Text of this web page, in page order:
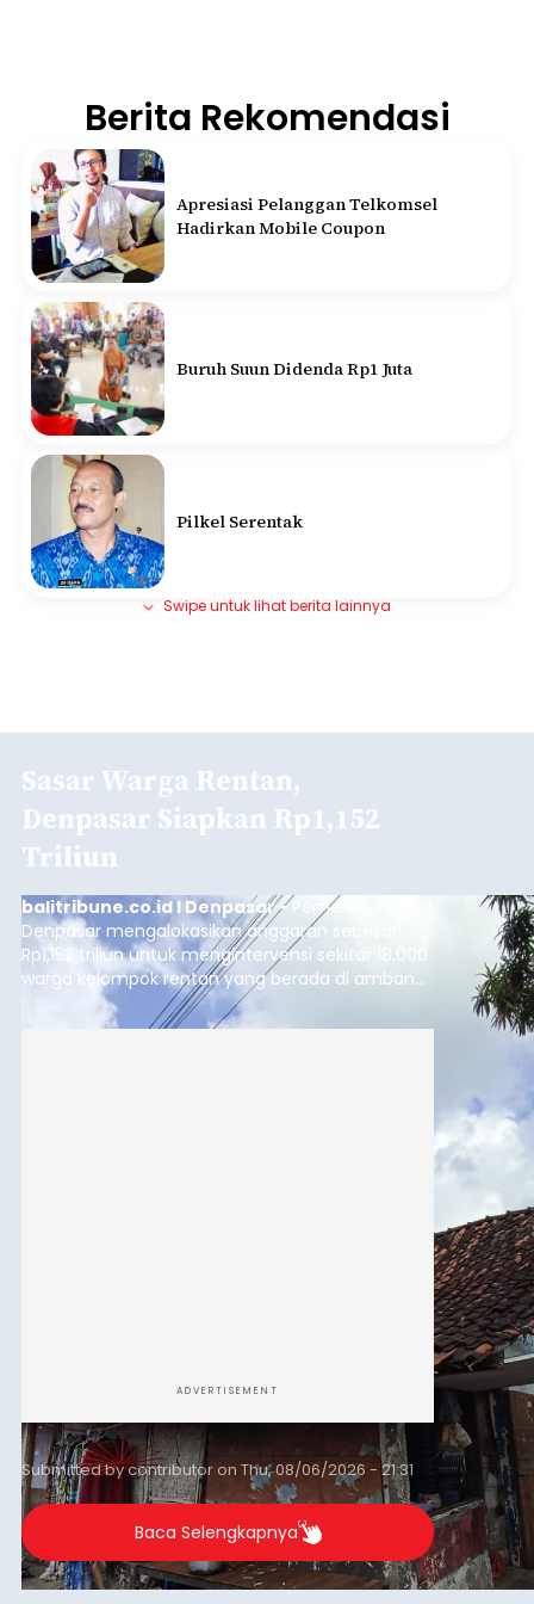
Berita Rekomendasi
Apresiasi Pelanggan Telkomsel
Hadirkan Mobile Coupon
Buruh Suun Didenda Rp1 Juta
Pilkel Serentak
Swipe untuk lihat berita lainnya
Sasar Warga Rentan,
Denpasar Siapkan Rp1,152
Triliun
balitribune.co.id I Denpasar -Pemerintah Kota
Denpasar mengalokasikan anggaran sebesar
Rp1,152 triliun untuk mengintervensi sekitar 18.000
warga kelompok rentan yang berada di ambang
garis kemiskinan. Langkah strategis ini diambil
guna menjaga masyarakat yang berada pada
ADVERTISEMENT
Submitted bycontributoron Thu, 08/06/2026 - 21:31
Baca Selengkapnya